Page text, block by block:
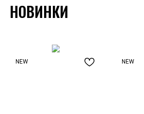
НОВИНКИ
NEW NEW